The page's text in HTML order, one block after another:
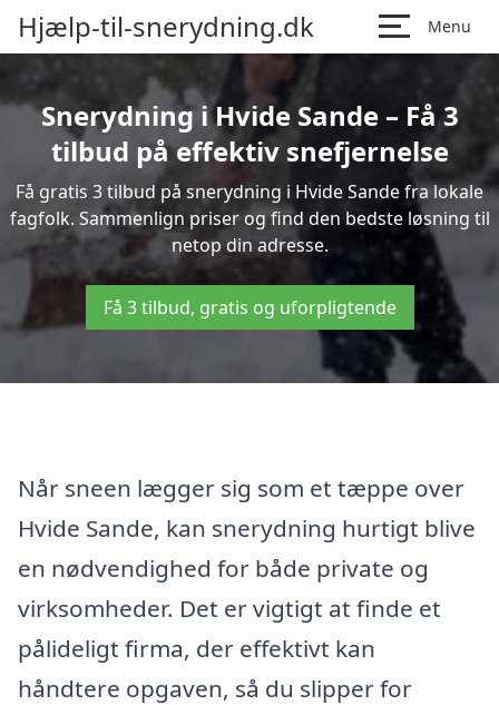
Hjælp-til-snerydning.dk Menu
Snerydning i Hvide Sande – Få 3
tilbud på effektiv snefjernelse
Få gratis 3 tilbud på snerydning i Hvide Sande fra lokale
fagfolk. Sammenlign priser og find den bedste løsning til
netop din adresse.
Få 3 tilbud, gratis og uforpligtende
Når sneen lægger sig som et tæppe over
Hvide Sande, kan snerydning hurtigt blive
en nødvendighed for både private og
virksomheder. Det er vigtigt at finde et
pålideligt firma, der effektivt kan
håndtere opgaven, så du slipper for